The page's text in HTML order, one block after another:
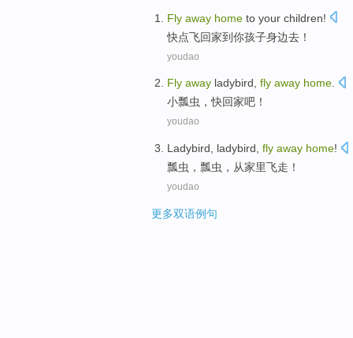
Fly away home to your children!
快点飞回家到你孩子身边去！
youdao
Fly away ladybird, fly away home.
小瓢虫 ，快回家吧！
youdao
Ladybird , ladybird, fly away home!
瓢虫 ，瓢虫，从家里飞走 ！
youdao
更多双语例句